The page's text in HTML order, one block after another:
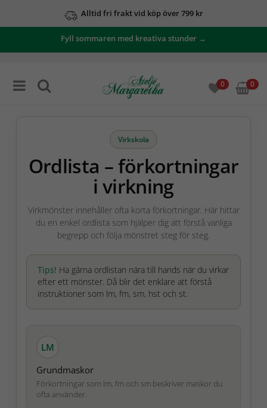
Alltid fri frakt vid köp över 799 kr
Fyll sommaren med kreativa stunder →
0 0
Virkskola
Ordlista – förkortningar
i virkning
Virkmönster innehåller ofta korta förkortningar. Här hittar
du en enkel ordlista som hjälper dig att förstå vanliga
begrepp och följa mönstret steg för steg.
Tips! Ha gärna ordlistan nära till hands när du virkar
efter ett mönster. Då blir det enklare att förstå
instruktioner som lm, fm, sm, hst och st.
LM
Grundmaskor
Förkortningar som lm, fm och sm beskriver maskor du
ofta använder.